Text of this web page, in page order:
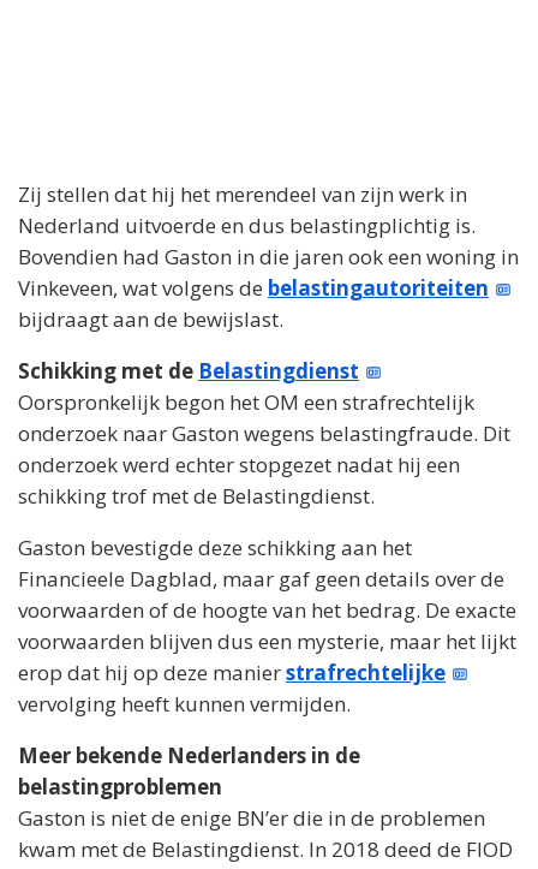
Zij stellen dat hij het merendeel van zijn werk in
Nederland uitvoerde en dus belastingplichtig is.
Bovendien had Gaston in die jaren ook een woning in
Vinkeveen, wat volgens de belastingautoriteiten
bijdraagt aan de bewijslast.
Schikking met de Belastingdienst
Oorspronkelijk begon het OM een strafrechtelijk
onderzoek naar Gaston wegens belastingfraude. Dit
onderzoek werd echter stopgezet nadat hij een
schikking trof met de Belastingdienst.
Gaston bevestigde deze schikking aan het
Financieele Dagblad, maar gaf geen details over de
voorwaarden of de hoogte van het bedrag. De exacte
voorwaarden blijven dus een mysterie, maar het lijkt
erop dat hij op deze manierstrafrechtelijke
vervolging heeft kunnen vermijden.
Meer bekende Nederlanders in de
belastingproblemen
Gaston is niet de enige BN’er die in de problemen
kwam met de Belastingdienst. In 2018 deed de FIOD